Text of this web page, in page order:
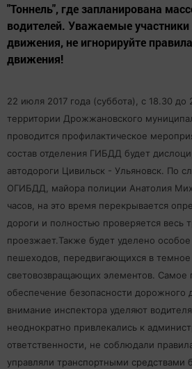
"Тоннель", где запланирована
водителей. Уважаемые
движения, не игнорируйте
движения!
22 июля 2017 года (суббота), с 18.30 до
территории Дрожжановского
проводится профилактическое
состав отделения ГИБДД будет
автодороги Цивильск - Ульяновск. По
ОГИБДД, майора полиции Анатолия
часов, на это время перекрывается
дороги и полностью проверяется весь
проезжает.Также будет уделено
пешеходов, передвигающихся в темное
световозвращающих элементов. Самое
обеспечение безопасности дорожного
внимание инспектора уделяют
неоднократно привлекались к
ответственности, не соблюдали
управляли транспортными средствами